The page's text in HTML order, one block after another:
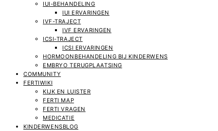
IUI-BEHANDELING
IUI ERVARINGEN
IVF-TRAJECT
IVF ERVARINGEN
ICSI-TRAJECT
ICSI ERVARINGEN
HORMOONBEHANDELING BIJ KINDERWENS
EMBRYO TERUGPLAATSING
COMMUNITY
FERTIWIKI
KIJK EN LUISTER
FERTI MAP
FERTI VRAGEN
MEDICATIE
KINDERWENSBLOG